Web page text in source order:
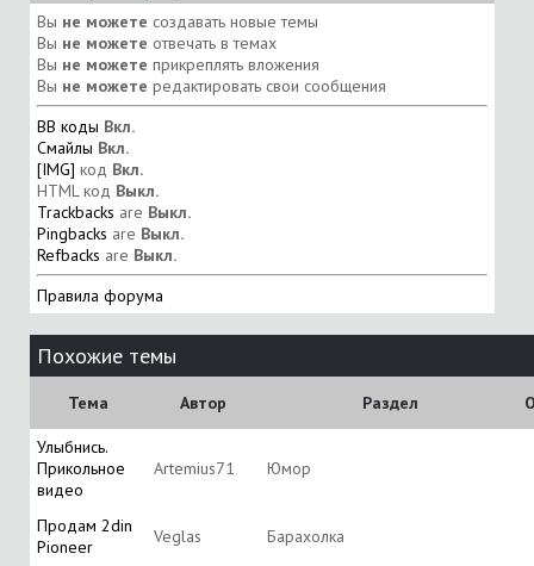
Вы не можете создавать новые темы
Вы не можете отвечать в темах
Вы не можете прикреплять вложения
Вы не можете редактировать свои сообщения
BB коды Вкл.
Смайлы Вкл.
[IMG] код Вкл.
HTML код Выкл.
Trackbacks are Выкл.
Pingbacks are Выкл.
Refbacks are Выкл.
Правила форума
Похожие темы
Тема Автор Раздел
Улыбнись.
Прикольное
видео
Artemius71 Юмор
Продам 2din
Pioneer
Veglas Барахолка